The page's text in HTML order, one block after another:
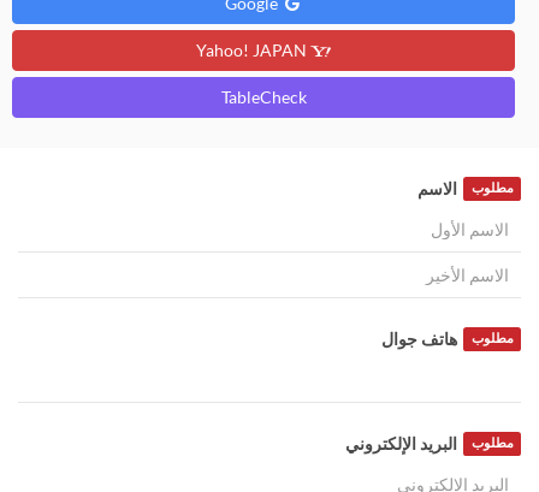
TableCheck
الاسم مطلوب
هاتف جوال مطلوب
البريد الإلكتروني مطلوب